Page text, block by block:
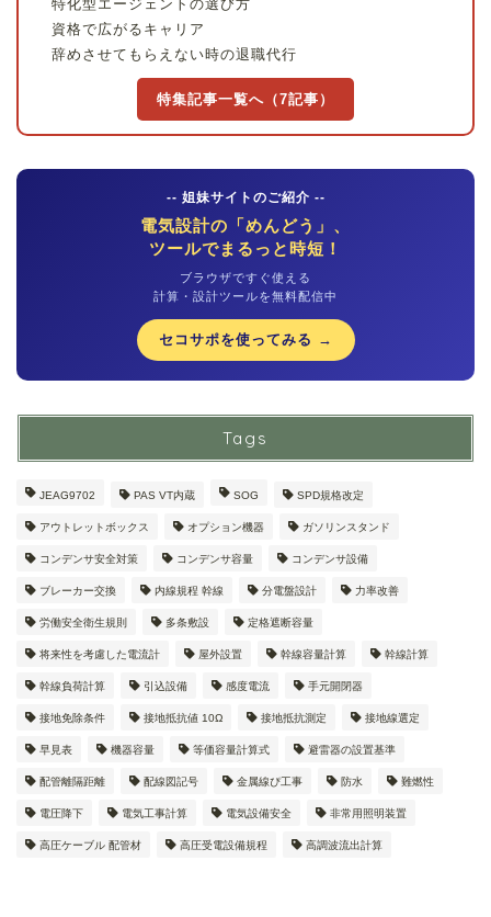
特化型エージェントの選び方
資格で広がるキャリア
辞めさせてもらえない時の退職代行
特集記事一覧へ（7記事）
-- 姐妹サイトのご紹介 --
電気設計の「めんどう」、
ツールでまるっと時短！
ブラウザですぐ使える
計算・設計ツールを無料配信中
セコサポを使ってみる →
Tags
JEAG9702 PAS VT内蔵 SOG SPD規格改定
アウトレットボックス オプション機器 ガソリンスタンド
コンデンサ安全対策 コンデンサ容量 コンデンサ設備
ブレーカー交換 内線規程 幹線 分電盤設計 力率改善
労働安全衛生規則 多条敷設 定格遮断容量
将来性を考慮した電流計 屋外設置 幹線容量計算 幹線計算
幹線負荷計算 引込設備 感度電流 手元開閉器
接地免除条件 接地抵抗値 10Ω 接地抵抗測定 接地線選定
早見表 機器容量 等価容量計算式 避雷器の設置基準
配管離隔距離 配線図記号 金属線ぴ工事 防水 難燃性
電圧降下 電気工事計算 電気設備安全 非常用照明装置
高圧ケーブル 配管材 高圧受電設備規程 高調波流出計算